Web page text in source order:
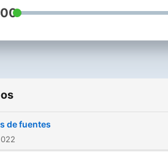
de fuentes